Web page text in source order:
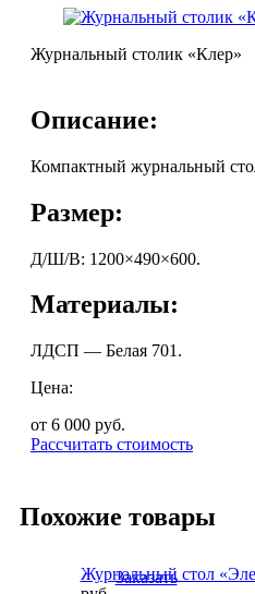
Журнальный столик «Клер»
Описание:
Компактный журнальный
Размер:
Д/Ш/В: 1200×490×600.
Материалы:
ЛДСП — Белая 701.
Цена:
от 6 000 руб.
Рассчитать стоимость
Похожие товары
Журнальный стол
Заказать